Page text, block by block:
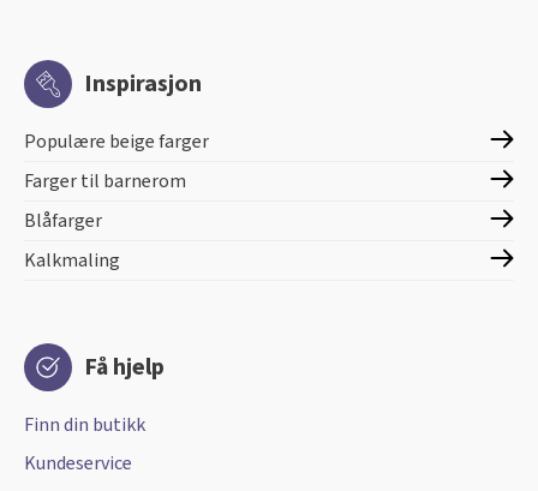
Inspirasjon
Populære beige farger
Farger til barnerom
Blåfarger
Kalkmaling
Få hjelp
Finn din butikk
Kundeservice